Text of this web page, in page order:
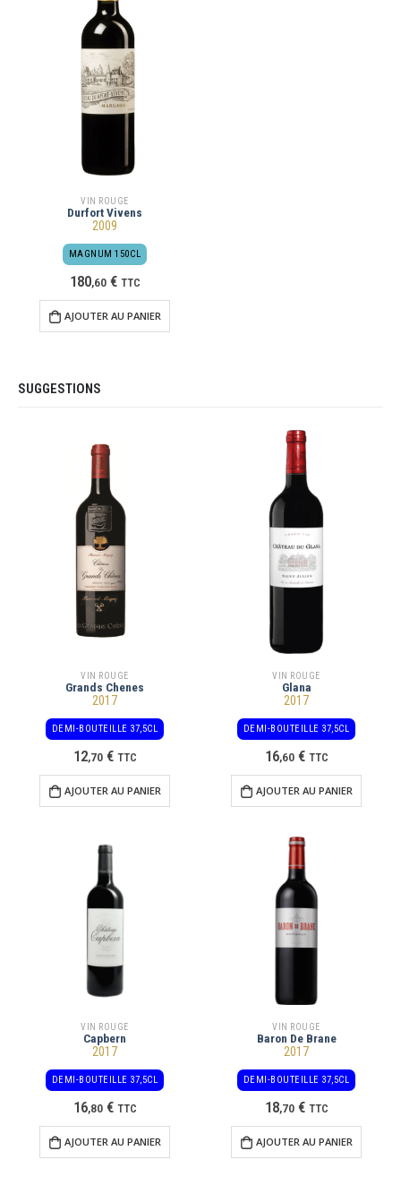
VIN ROUGE
Durfort Vivens
2009
MAGNUM 150CL
180,60 € TTC
AJOUTER AU PANIER
SUGGESTIONS
VIN ROUGE
Grands Chenes
2017
DEMI-BOUTEILLE 37,5CL
12,70 € TTC
AJOUTER AU PANIER
VIN ROUGE
Glana
2017
DEMI-BOUTEILLE 37,5CL
16,60 € TTC
AJOUTER AU PANIER
VIN ROUGE
Capbern
2017
DEMI-BOUTEILLE 37,5CL
16,80 € TTC
AJOUTER AU PANIER
VIN ROUGE
Baron De Brane
2017
DEMI-BOUTEILLE 37,5CL
18,70 € TTC
AJOUTER AU PANIER